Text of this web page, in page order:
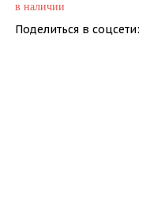
в наличии
Поделиться в соцсети: